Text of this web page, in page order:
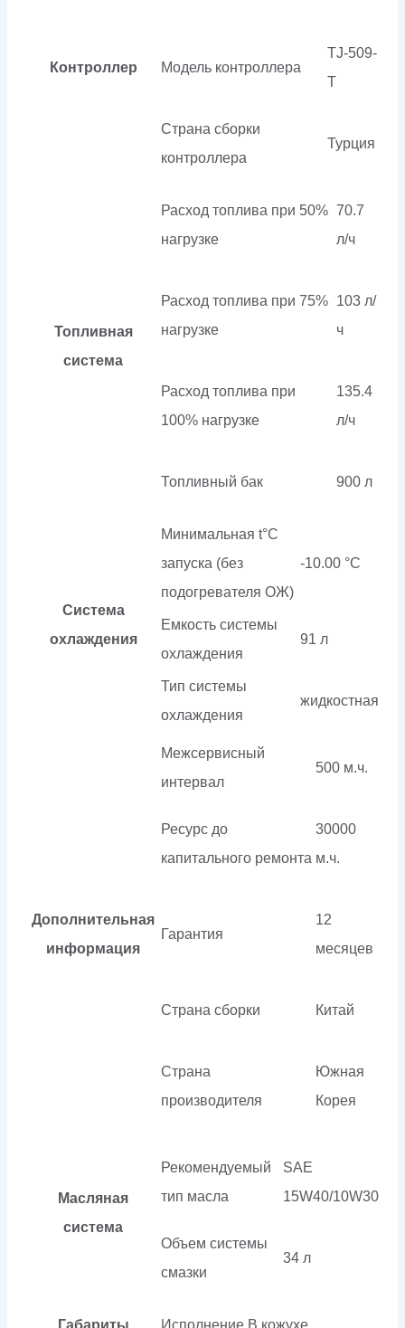
Контроллер Модель контроллера
TJ-509-
T
Страна сборки
контроллера
Турция
Топливная
система
Расход топлива при 50%
нагрузке
70.7
л/ч
Расход топлива при 75%
нагрузке
103 л/
ч
Расход топлива при
100% нагрузке
135.4
л/ч
Топливный бак 900 л
Система
охлаждения
Минимальная t°С
запуска (без
подогревателя ОЖ)
-10.00 °С
Емкость системы
охлаждения
91 л
Тип системы
охлаждения
жидкостная
Дополнительная
информация
Межсервисный
интервал
500 м.ч.
Ресурс до
капитального ремонта
30000
м.ч.
Гарантия
12
месяцев
Страна сборки Китай
Страна
производителя
Южная
Корея
Масляная
система
Рекомендуемый
тип масла
SAE
15W40/10W30
Объем системы
смазки
34 л
Габариты Исполнение В кожухе